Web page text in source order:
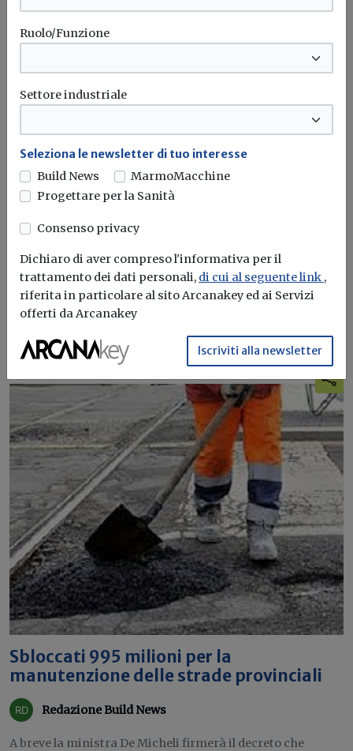
995 milioni per la manutenzione delle
strade provinciali: in Gazzetta il
decreto del Mit
Redazione Build News
Ripartiti 60 milioni di euro per il 2020, 110 milioni per il...
Manutenzione stradale Strade
Sbloccati 995 milioni per la
manutenzione delle strade provinciali
Redazione Build News
A breve la ministra De Micheli firmerà il decreto che
Ruolo/Funzione
Settore industriale
Seleziona le newsletter di tuo interesse
Build News
MarmoMacchine
Progettare per la Sanità
Consenso privacy
Dichiaro di aver compreso l'informativa per il
trattamento dei dati personali, di cui al seguente link ,
riferita in particolare al sito Arcanakey ed ai Servizi
offerti da Arcanakey
Iscriviti alla newsletter